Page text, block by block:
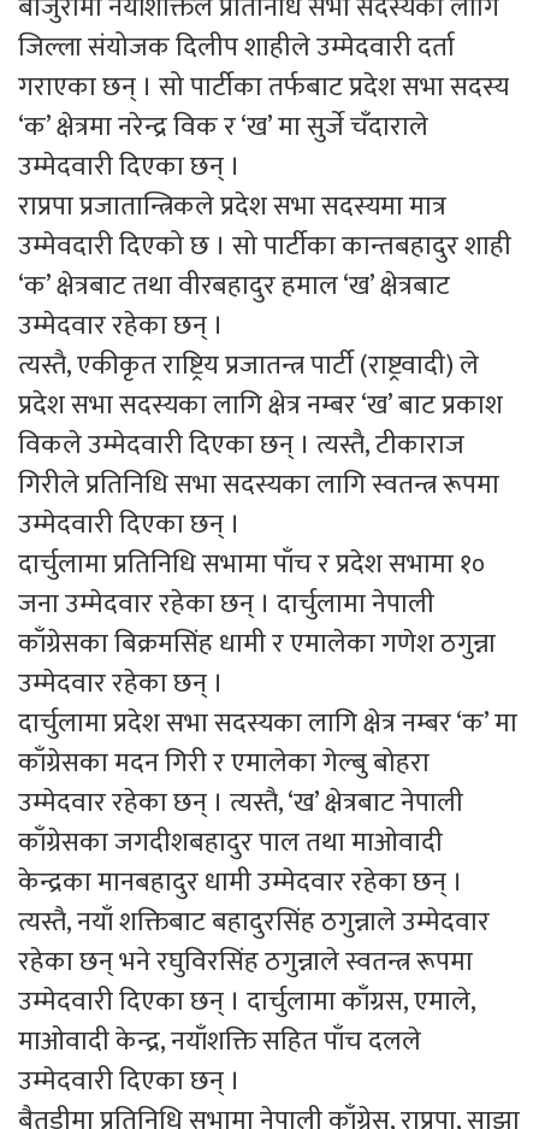
जिल्ला संयोजक दिलीप शाहीले उम्मेदवारी दर्ता
गराएका छन् । सो पार्टीका तर्फबाट प्रदेश सभा सदस्य
‘क’ क्षेत्रमा नरेन्द्र विक र ‘ख’ मा सुर्जे चँदाराले
उम्मेदवारी दिएका छन् ।
राप्रपा प्रजातान्त्रिकले प्रदेश सभा सदस्यमा मात्र
उम्मेवदारी दिएको छ । सो पार्टीका कान्तबहादुर शाही
‘क’ क्षेत्रबाट तथा वीरबहादुर हमाल ‘ख’ क्षेत्रबाट
उम्मेदवार रहेका छन् ।
त्यस्तै, एकीकृत राष्ट्रिय प्रजातन्त्र पार्टी (राष्ट्रवादी) ले
प्रदेश सभा सदस्यका लागि क्षेत्र नम्बर ‘ख’ बाट प्रकाश
विकले उम्मेदवारी दिएका छन् । त्यस्तै, टीकाराज
गिरीले प्रतिनिधि सभा सदस्यका लागि स्वतन्त्र रूपमा
उम्मेदवारी दिएका छन् ।
दार्चुलामा प्रतिनिधि सभामा पाँच र प्रदेश सभामा १०
जना उम्मेदवार रहेका छन् । दार्चुलामा नेपाली
काँग्रेसका बिक्रमसिंह धामी र एमालेका गणेश ठगुन्ना
उम्मेदवार रहेका छन् ।
दार्चुलामा प्रदेश सभा सदस्यका लागि क्षेत्र नम्बर ‘क’ मा
काँग्रेसका मदन गिरी र एमालेका गेल्बु बोहरा
उम्मेदवार रहेका छन् । त्यस्तै, ‘ख’ क्षेत्रबाट नेपाली
काँग्रेसका जगदीशबहादुर पाल तथा माओवादी
केन्द्रका मानबहादुर धामी उम्मेदवार रहेका छन् ।
त्यस्तै, नयाँ शक्तिबाट बहादुरसिंह ठगुन्नाले उम्मेदवार
रहेका छन् भने रघुविरसिंह ठगुन्नाले स्वतन्त्र रूपमा
उम्मेदवारी दिएका छन् । दार्चुलामा काँग्रस, एमाले,
माओवादी केन्द्र, नयाँशक्ति सहित पाँच दलले
उम्मेदवारी दिएका छन् ।